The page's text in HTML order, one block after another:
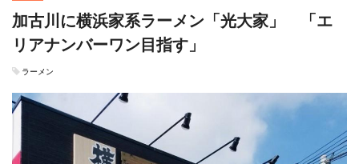
加古川に横浜家系ラーメン「光大家」 「エ
リアナンバーワン目指す」
ラーメン